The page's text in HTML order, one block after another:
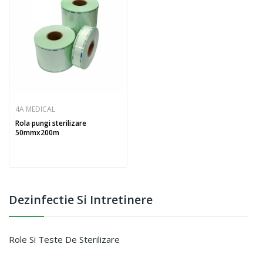
Dezinfectie Si Intretinere
Role Si Teste De Sterilizare
4A MEDICAL
Rola pungi sterilizare
50mmx200m